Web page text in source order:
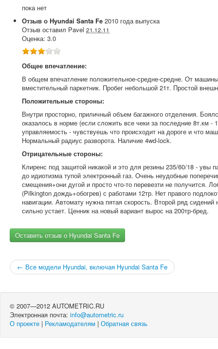
пока нет
Отзыв о Hyundai Santa Fe 2010 года выпуска
Отзыв оставил Pavel 21.12.11
Оценка: 3.0
Общее впечатление:
В общем впечатление положительное-средне-средне. От
вместительный паркетник. Пробег небольшой 21т. Простой
Положительные стороны:
Внутри просторно, приличный объем багажного отделения.
оказалось в норме (если сложить все чеки за последние 8т.км
управляемость - чувствуешь что происходит на дороге и что
Нормальный радиус разворота. Наличие 4wd-lock.
Отрицательные стороны:
Клиренс под защитой никакой и это для резины 235/60/18 - увы
до идиотизма тупой электронный газ. Очень неудобные
смещения+они дугой и просто что-то перевезти не получится.
(Pilkington дождь+обогрев) с работами 12тр. Нет правого
навигации. Автомату нужна пятая скорость. Второй ряд
сильно устает. Ценник на новый вариант вырос на 200тр-бред.
Оставить отзыв о Hyundai Santa Fe
← Все модели Hyundai, включая Hyundai Santa Fe
© 2007—2012 AUTOMETRIC.RU
Электронная почта: info@autometric.ru
О проекте | Рекламодателям | Обратная связь